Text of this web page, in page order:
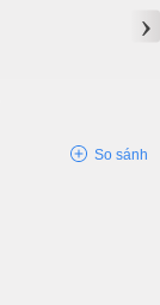
›
So sánh